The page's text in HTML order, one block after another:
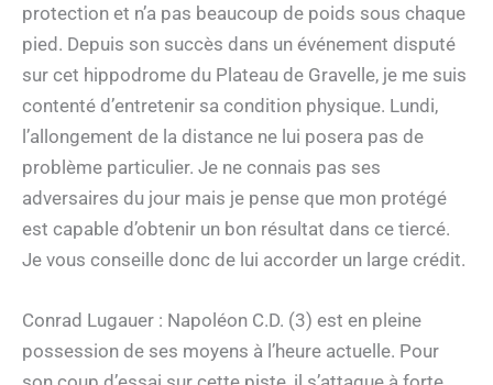
protection et n’a pas beaucoup de poids sous chaque
pied. Depuis son succès dans un événement disputé
sur cet hippodrome du Plateau de Gravelle, je me suis
contenté d’entretenir sa condition physique. Lundi,
l’allongement de la distance ne lui posera pas de
problème particulier. Je ne connais pas ses
adversaires du jour mais je pense que mon protégé
est capable d’obtenir un bon résultat dans ce tiercé.
Je vous conseille donc de lui accorder un large crédit.
Conrad Lugauer : Napoléon C.D. (3) est en pleine
possession de ses moyens à l’heure actuelle. Pour